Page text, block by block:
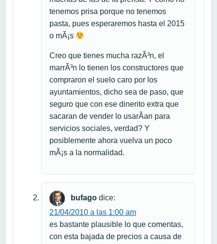
tenemos prisa porque no tenemos
pasta, pues esperaremos hasta el 2015
o mÃ¡s
Creo que tienes mucha razÃ³n, el
marrÃ³n lo tienen los constructores que
compraron el suelo caro por los
ayuntamientos, dicho sea de paso, que
seguro que con ese dinerito extra que
sacaran de vender lo usarÃ­an para
servicios sociales, verdad? Y
posiblemente ahora vuelva un poco
mÃ¡s a la normalidad.
bufago dice:
21/04/2010 a las 1:00 am
es bastante plausible lo que comentas,
con esta bajada de precios a causa de